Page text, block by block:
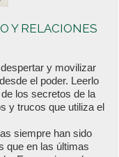
Y RELACIONES
y movilizar
el poder. Leerlo
los secretos de la
y trucos que utiliza el
siempre han sido
que en las últimas